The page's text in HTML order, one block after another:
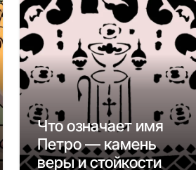
Что означает имя
Петро — камень
веры и стойкости